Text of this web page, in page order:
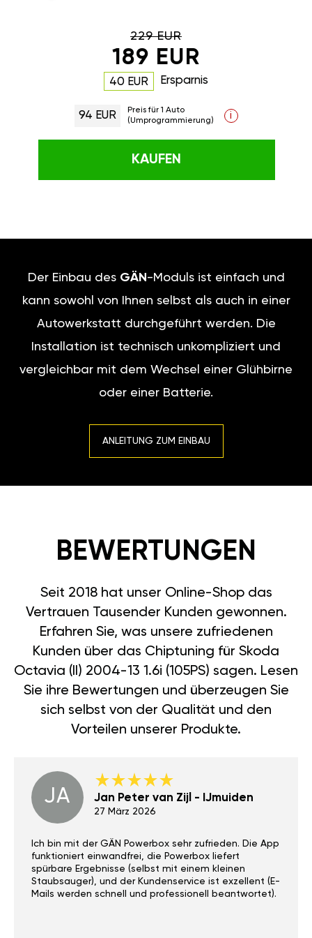
229 EUR
189 EUR
40 EUR Ersparnis
94 EUR
Preis für 1 Auto
(Umprogrammierung)
i
KAUFEN
Der Einbau des GÄN -Moduls ist einfach und
kann sowohl von Ihnen selbst als auch in einer
Autowerkstatt durchgeführt werden. Die
Installation ist technisch unkompliziert und
vergleichbar mit dem Wechsel einer Glühbirne
oder einer Batterie.
ANLEITUNG ZUM EINBAU
BEWERTUNGEN
Seit 2018 hat unser Online-Shop das
Vertrauen Tausender Kunden gewonnen.
Erfahren Sie, was unsere zufriedenen
Kunden über das Chiptuning für Skoda
Octavia (II) 2004-13 1.6i (105PS) sagen. Lesen
Sie ihre Bewertungen und überzeugen Sie
sich selbst von der Qualität und den
Vorteilen unserer Produkte.
JA Jan Peter van Zijl - IJmuiden
27 März 2026
Ich bin mit der GÄN Powerbox sehr zufrieden. Die App
funktioniert einwandfrei, die Powerbox liefert
spürbare Ergebnisse (selbst mit einem kleinen
Staubsauger), und der Kundenservice ist exzellent (E-
Mails werden schnell und professionell beantwortet).